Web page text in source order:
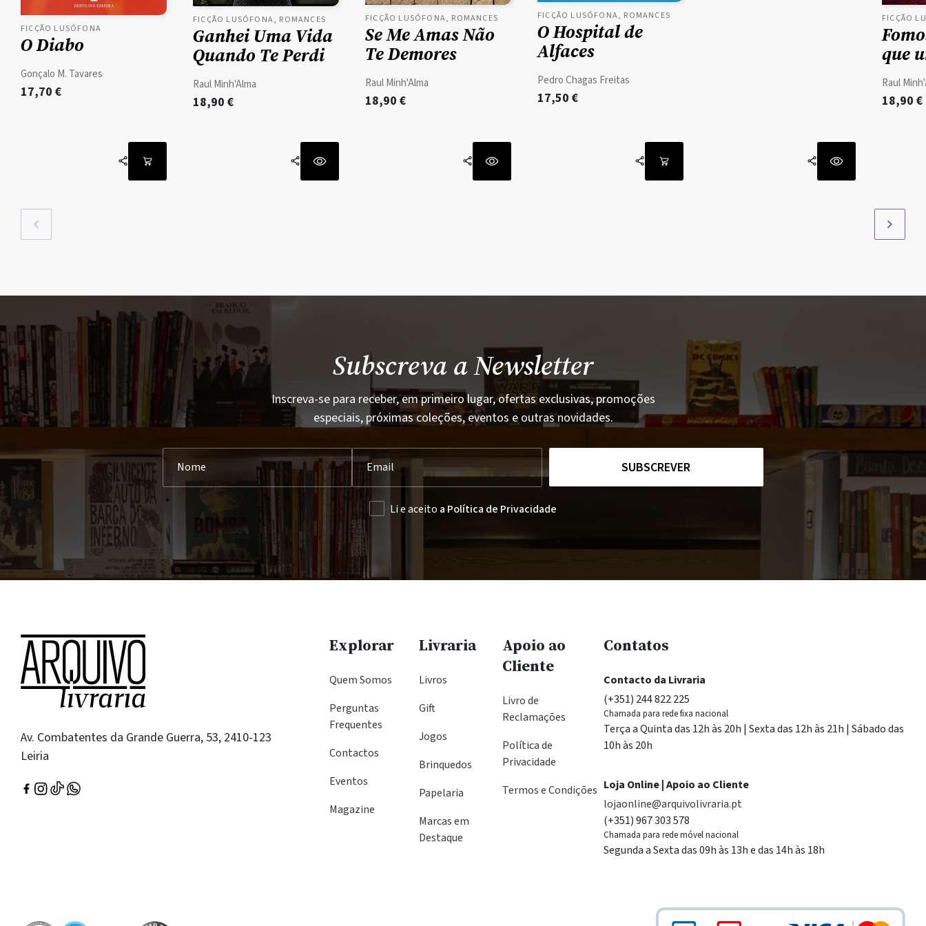
FICÇÃO LUSÓFONA
O Diabo
Gonçalo M. Tavares
17,70 €
FICÇÃO LUSÓFONA, ROMANCES
Ganhei Uma Vida
Quando Te Perdi
Raul Minh'Alma
18,90 €
FICÇÃO LUSÓFONA, ROMANCES
Se Me Amas Não
Te Demores
Raul Minh'Alma
18,90 €
FICÇÃO LUSÓFONA, ROMANCES
O Hospital de
Alfaces
Pedro Chagas Freitas
17,50 €
FICÇÃO
que
Raul
18,90 €
Subscreva a Newsletter
Inscreva-se para receber, em primeiro lugar, ofertas exclusivas, promoções
especiais, próximas coleções, eventos e outras novidades.
SUBSCREVER
Li e aceito a Política de Privacidade
Av. Combatentes da Grande Guerra, 53, 2410-123
Leiria
Explorar
Quem Somos
Perguntas
Frequentes
Contactos
Eventos
Magazine
Livraria
Livros
Gift
Jogos
Brinquedos
Papelaria
Marcas em
Destaque
Apoio ao
Cliente
Livro de
Reclamações
Política de
Privacidade
Termos e Condições
Contatos
Contacto da Livraria
(+351) 244 822 225
Chamada para rede fixa nacional
Terça a Quinta das 12h às 20h | Sexta das 12h às 21h | Sábado das
10h às 20h
Loja Online | Apoio ao Cliente
lojaonline@arquivolivraria.pt
(+351) 967 303 578
Chamada para rede móvel nacional
Segunda a Sexta das 09h às 13h e das 14h às 18h